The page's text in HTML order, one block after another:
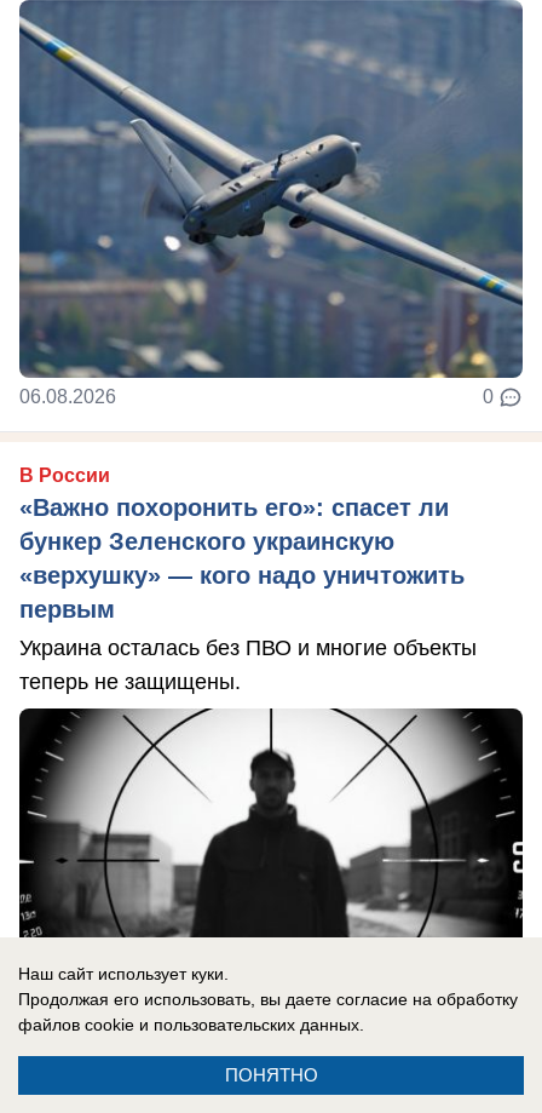
06.08.2026 0
В России
«Важно похоронить его»: спасет ли
бункер Зеленского украинскую
«верхушку» — кого надо уничтожить
первым
Украина осталась без ПВО и многие объекты
теперь не защищены.
Наш сайт использует куки.
Продолжая его использовать, вы даете согласие на обработку
файлов cookie и пользовательских данных.
ПОНЯТНО